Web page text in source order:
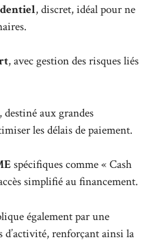
, discret, idéal pour ne
, avec gestion des risques liés
, destiné aux grandes
les délais de paiement.
spécifiques comme « Cash
simplifié au financement.
également par une
d’activité, renforçant ainsi la